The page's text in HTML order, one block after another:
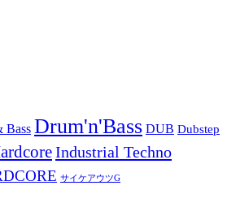
Bass Drum'n'Bass DUB Dubstep
Industrial Techno
サイケアウツG